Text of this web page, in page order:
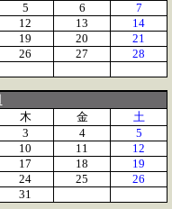
5 6
7
12 13
14
19 20
21
26 27
28
木 金
土
3 4
5
10 11
12
17 18
19
24 25
26
31